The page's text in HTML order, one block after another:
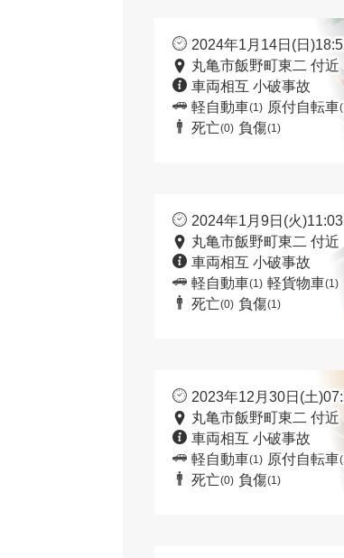
2024年1月14日(日
丸亀市飯野町東二 付近
車両相互 小破事故
軽自動車(1) 原付自転車
死亡(0) 負傷(1)
2024年1月9日(火)11:03
丸亀市飯野町東二 付近
車両相互 小破事故
軽自動車(1) 軽貨物車(1)
死亡(0) 負傷(1)
2023年12月30日(土
丸亀市飯野町東二 付近
車両相互 小破事故
軽自動車(1) 原付自転車
死亡(0) 負傷(1)